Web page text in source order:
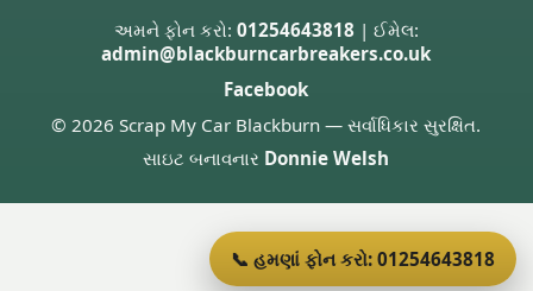
અમને ફોન કરો: 01254643818 | ઈમેલ:
admin@blackburncarbreakers.co.uk
Facebook
© 2026 Scrap My Car Blackburn — સર્વાધિકાર સુરક્ષિત.
સાઇટ બનાવનાર Donnie Welsh
📞 હમણાં ફોન કરો: 01254643818